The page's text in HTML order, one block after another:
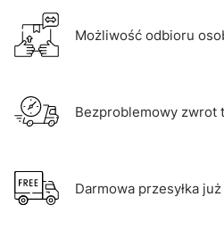
Możliwość odbioru
Bezproblemowy zwrot
Darmowa przesyłka